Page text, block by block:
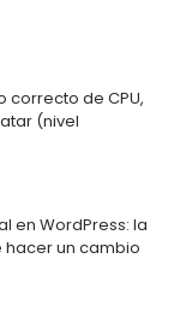
correcto de CPU,
(nivel
en WordPress: la
un cambio